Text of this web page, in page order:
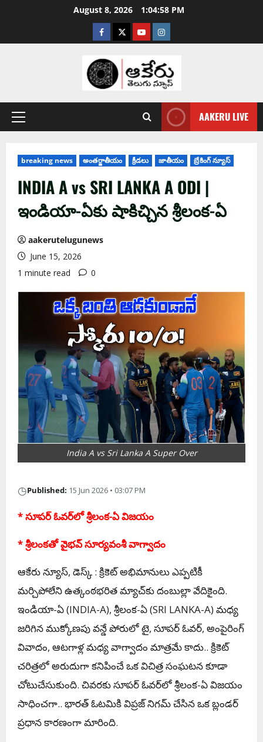
August 8, 2026 1:04:59 PM
AAKERU LIVE
breaking news అంతర్జాతీయం క్రీడలు జాతీయం బ్రేకింగ్ న్యూస్
INDIA A vs SRI LANKA A ODI |
ఇండియా-ఏకు షాకిచ్చిన శ్రీలంక-ఏ
aakerutelugunews
June 15, 2026
1 minute read
0
India A vs Sri Lanka A Super Over
◷Published: 15 Jun 2026 • 03:07 PM
* సూపర్ ఓవర్‌లో శ్రీలంక-ఏ విజయం
* శ్రీలంకతో వైభవ్ సూర్యవంశీ వాగ్వాదం
ఆకేరు న్యూస్, డెస్క్ : క్రికెట్ అభిమానులు ఎప్పటికీ
మర్చిపోలేని ఉత్కంఠభరిత మ్యాచ్‌కు దంబుల్లా వేదికైంది.
ఇండియా-ఏ (INDIA-A), శ్రీలంక-ఏ (SRI LANKA-A) మధ్య
జరిగిన ముక్కోణపు వన్డే పోరులో టై, సూపర్ ఓవర్, అంపైరింగ్
వివాదం, ఆటగాళ్ల మధ్య వాగ్వాదం మాత్రమే కాదు.. క్రికెట్
చరిత్రలో అరుదుగా కనిపించే ఒక విచిత్ర సంఘటన కూడా
చోటుచేసుకుంది. చివరకు సూపర్ ఓవర్‌లో శ్రీలంక-ఏ విజయం
సాధించగా.. భారత్ ఓటమికి విప్రజ్ నిగమ్ చేసిన ఒక బ్లండర్
ప్రధాన కారణంగా మారింది.